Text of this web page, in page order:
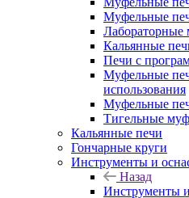
Муфельные
Лабораторные
Кальянные
Печи с
Муфельные
использования
Муфельные
Тигельные
Кальянные печи
Гончарные круги
Инструменты и
Назад
Инструменты и